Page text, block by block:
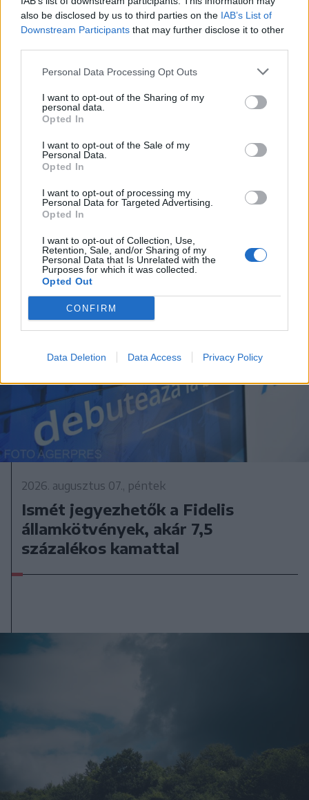
also be disclosed by us to third parties on the IAB’s List of
Downstream Participants that may further disclose it to other
Personal Data Processing Opt Outs
I want to opt-out of the Sharing of my
personal data.
Opted In
I want to opt-out of the Sale of my
Personal Data.
Opted In
I want to opt-out of processing my
Personal Data for Targeted Advertising.
Opted In
I want to opt-out of Collection, Use,
Retention, Sale, and/or Sharing of my
Personal Data that Is Unrelated with the
Purposes for which it was collected.
Opted Out
CONFIRM
Data Deletion Data Access Privacy Policy
Győr és a Loki is
Nőileg
Sándor Ella: Na, indíts, s
menjünk!
A rovat további cikkei
2026. augusztus 07., péntek
Ismét jegyezhetők a Fidelis
államkötvények, akár 7,5
százalékos kamattal